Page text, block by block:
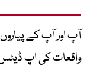
آپ اور آپ کے
واقعات کی اپ ڈیٹس